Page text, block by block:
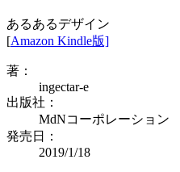
あるあるデザイン
[Amazon Kindle版]
著：
ingectar-e
出版社：
MdNコーポレーション
発売日：
2019/1/18